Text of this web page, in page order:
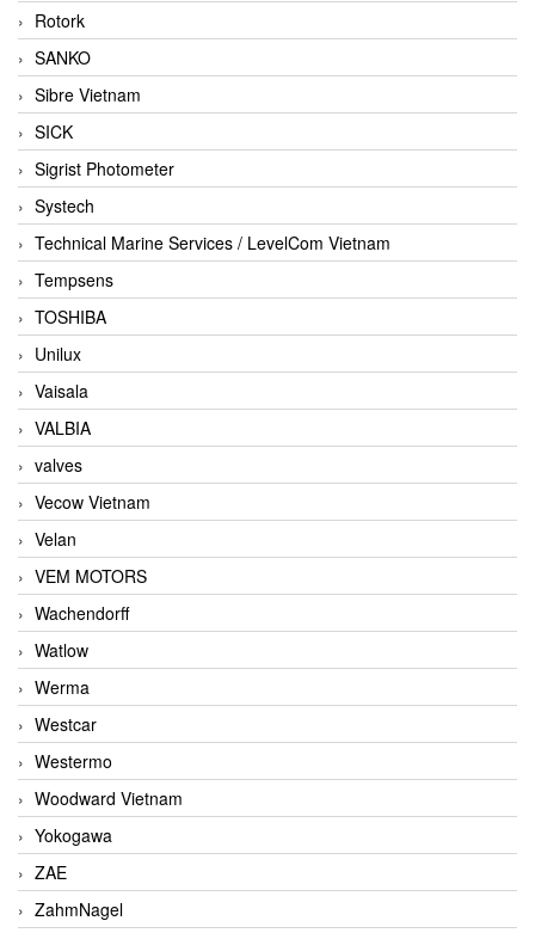
Rotork
SANKO
Sibre Vietnam
SICK
Sigrist Photometer
Systech
Technical Marine Services / LevelCom Vietnam
Tempsens
TOSHIBA
Unilux
Vaisala
VALBIA
valves
Vecow Vietnam
Velan
VEM MOTORS
Wachendorff
Watlow
Werma
Westcar
Westermo
Woodward Vietnam
Yokogawa
ZAE
ZahmNagel